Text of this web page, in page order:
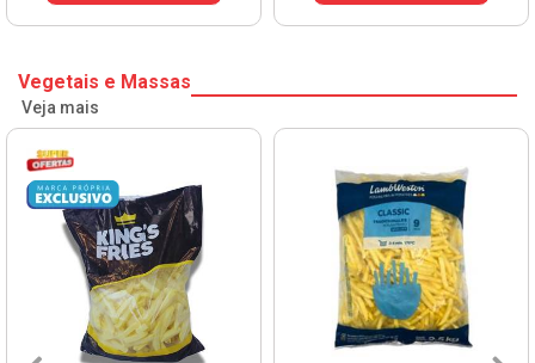
Vegetais e Massas
Veja mais